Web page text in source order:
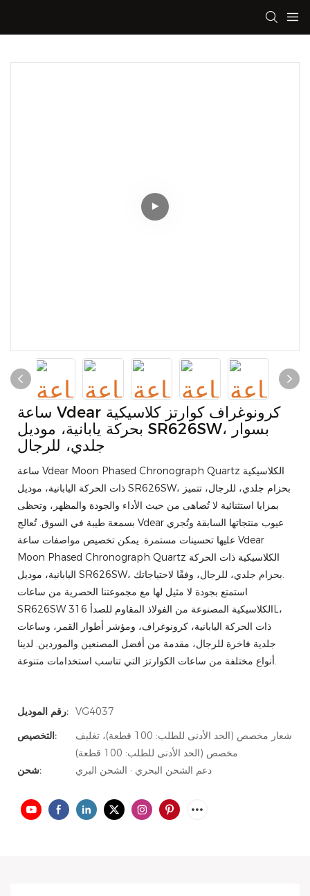
ساعة Vdear كرونوغراف كوارتز كلاسيكية
بحركة يابانية، موديل SR626SW، بسوار
جلدي، للرجال
ساعة Vdear Moon Phased Chronograph Quartz الكلاسيكية
ذات الحركة اليابانية، موديل SR626SW، بحزام جلدي، للرجال، تتميز
بمزايا استثنائية لا تُضاهى من حيث الأداء والجودة والمظهر، وتحظى
بسمعة طيبة في السوق. تُعالج Vdear عيوب منتجاتها السابقة وتُجري
عليها تحسينات مستمرة. يمكن تخصيص مواصفات ساعة Vdear
Moon Phased Chronograph Quartz الكلاسيكية ذات الحركة
اليابانية، موديل SR626SW، بحزام جلدي، للرجال، وفقًا لاحتياجاتك.
استمتع بجودة لا مثيل لها مع مجموعتنا الحصرية من ساعات
SR626SW الكلاسيكية المصنوعة من الفولاذ المقاوم للصدأ 316L،
ذات الحركة اليابانية، كرونوغراف، ومؤشر أطوار القمر، وساعات
جلدية فاخرة للرجال، مقدمة من أفضل المصنعين والموردين. لدينا
أنواع مختلفة من ساعات الكوارتز التي تناسب استخدامات متنوعة.
رقم الموديل: VG4037
التخصيص:
شعار مخصص (الحد الأدنى للطلب: 100 قطعة)، تغليف
مخصص (الحد الأدنى للطلب: 100 قطعة)
شحن:
دعم الشحن البحري · الشحن البري